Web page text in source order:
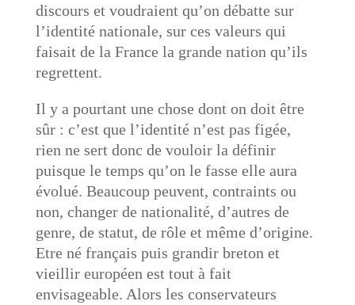
discours et voudraient qu’on débatte sur
l’identité nationale, sur ces valeurs qui
faisait de la France la grande nation qu’ils
regrettent.
Il y a pourtant une chose dont on doit être
sûr : c’est que l’identité n’est pas figée,
rien ne sert donc de vouloir la définir
puisque le temps qu’on le fasse elle aura
évolué. Beaucoup peuvent, contraints ou
non, changer de nationalité, d’autres de
genre, de statut, de rôle et même d’origine.
Etre né français puis grandir breton et
vieillir européen est tout à fait
envisageable. Alors les conservateurs